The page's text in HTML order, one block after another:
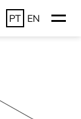
PT EN